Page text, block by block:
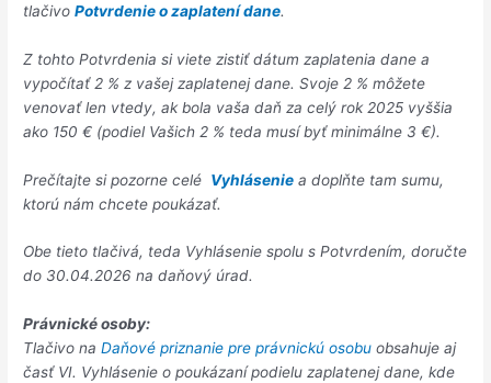
tlačivoPotvrdenie o zaplatení dane.
Z tohto Potvrdenia si viete zistiť dátum zaplatenia dane a
vypočítať 2 % z vašej zaplatenej dane. Svoje 2 % môžete
venovať len vtedy, ak bola vaša daň za celý rok 2025 vyššia
ako 150 € (podiel Vašich 2 % teda musí byť minimálne 3 €).
Prečítajte si pozorne celé Vyhlásenie a doplňte tam sumu,
ktorú nám chcete poukázať.
Obe tieto tlačivá, teda Vyhlásenie spolu s Potvrdením, doručte
do 30.04.2026 na daňový úrad.
Právnické osoby:
Tlačivo naDaňové priznanie pre právnickú osobuobsahuje aj
časť VI. Vyhlásenie o poukázaní podielu zaplatenej dane, kde